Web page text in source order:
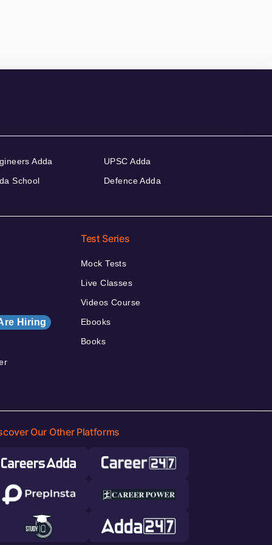
Adda
School
UPSC Adda
Defence Adda
Hiring
Test Series
Mock Tests
Live Classes
Videos Course
Ebooks
Books
Our Other Platforms